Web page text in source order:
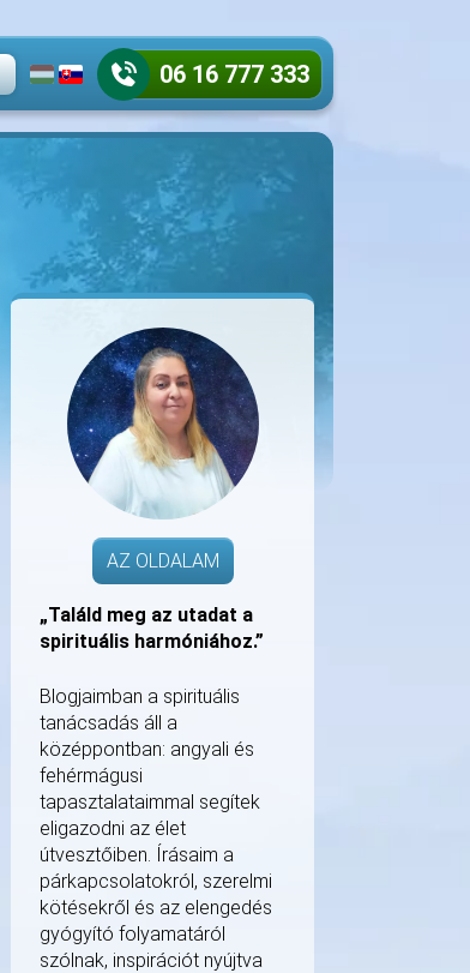
06 16 777 333
AZ OLDALAM
„Találd meg az utadat a
spirituális harmóniához.”
Blogjaimban a spirituális
tanácsadás áll a
középpontban: angyali és
fehérmágusi
tapasztalataimmal segítek
eligazodni az élet
útvesztőiben. Írásaim a
párkapcsolatokról, szerelmi
kötésekről és az elengedés
gyógyító folyamatáról
szólnak, inspirációt nyújtva